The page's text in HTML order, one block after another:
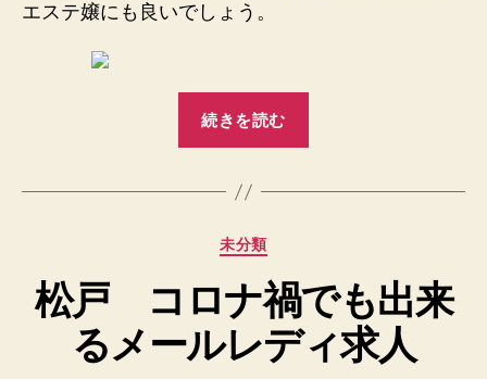
エステ嬢にも良いでしょう。
続きを読む
ブ
良
い
い
ち
カ
ゴ
リ
ー
未分類
松戸 コロナ禍でも出来
るメールレディ求人